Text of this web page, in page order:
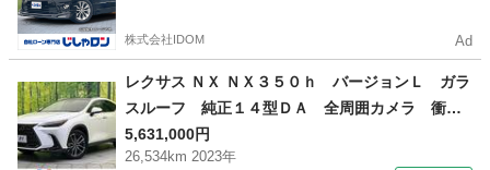
株式会社IDOM Ad
レクサス ＮＸ ＮＸ３５０ｈ バージョンＬ ガラ
スルーフ 純正１４型ＤＡ 全周囲カメラ 衝突
被害軽減システム レーダークルーズ 禁煙車
電動リアゲート レザーシート 全席シートヒー
5,631,000円
26,534km 2023年